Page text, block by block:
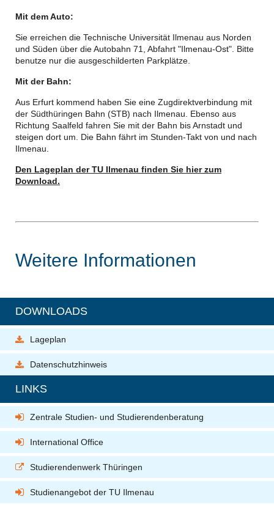
Mit dem Auto:
Sie erreichen die Technische Universität Ilmenau aus Norden
und Süden über die Autobahn 71, Abfahrt "Ilmenau-Ost". Bitte
benutze nur die ausgeschilderten Parkplätze.
Mit der Bahn:
Aus Erfurt kommend haben Sie eine Zugdirektverbindung mit
der Südthüringen Bahn (STB) nach Ilmenau. Ebenso aus
Richtung Saalfeld fahren Sie mit der Bahn bis Arnstadt und
steigen dort um. Die Bahn fährt im Stunden-Takt von und nach
Ilmenau.
Den Lageplan der TU Ilmenau finden Sie hier zum
Download.
Weitere Informationen
DOWNLOADS
Lageplan
Datenschutzhinweis
LINKS
Zentrale Studien- und Studierendenberatung
International Office
Studierendenwerk Thüringen
Studienangebot der TU Ilmenau